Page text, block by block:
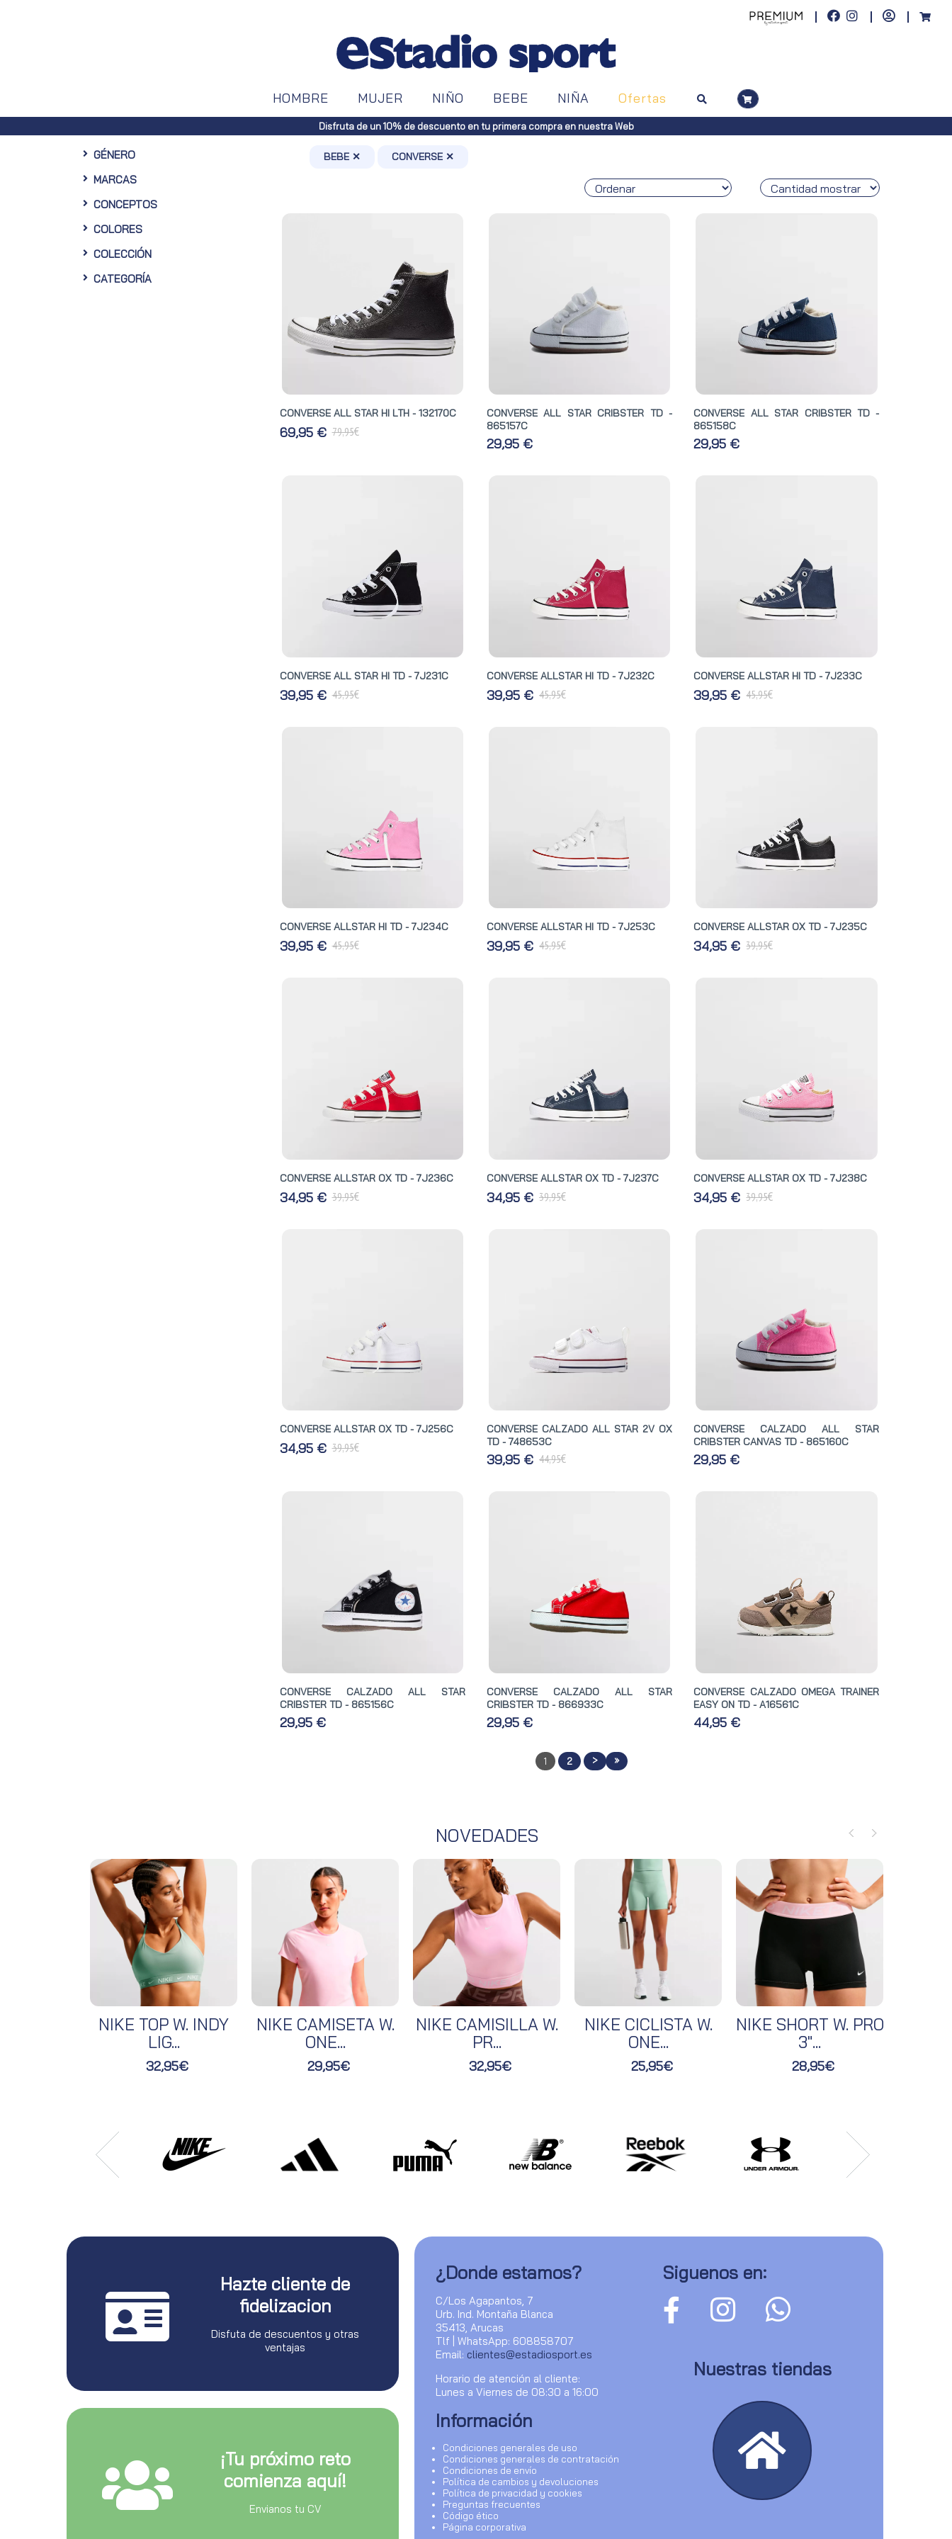
HOMBRE MUJER NIÑO BEBE NIÑA Ofertas
Envíos gratuitos a toda España (Canarias, pedidos superiores a 50€. Península,
GÉNERO
MARCAS
CONCEPTOS
COLORES
COLECCIÓN
CATEGORÍA
BEBE ✕ CONVERSE ✕
CONVERSE ALL STAR HI LTH - 132170C
69,95 € 79,95€
CONVERSE ALL STAR CRIBSTER TD -
865157C
29,95 €
CONVERSE ALL STAR CRIBSTER TD -
865158C
29,95 €
CONVERSE ALL STAR HI TD - 7J231C
39,95 € 45,95€
CONVERSE ALLSTAR HI TD - 7J232C
39,95 € 45,95€
CONVERSE ALLSTAR HI TD - 7J233C
39,95 € 45,95€
CONVERSE ALLSTAR HI TD - 7J234C
39,95 € 45,95€
CONVERSE ALLSTAR HI TD - 7J253C
39,95 € 45,95€
CONVERSE ALLSTAR OX TD - 7J235C
34,95 € 39,95€
CONVERSE ALLSTAR OX TD - 7J236C
34,95 € 39,95€
CONVERSE ALLSTAR OX TD - 7J237C
34,95 € 39,95€
CONVERSE ALLSTAR OX TD - 7J238C
34,95 € 39,95€
CONVERSE ALLSTAR OX TD - 7J256C
34,95 € 39,95€
CONVERSE CALZADO ALL STAR 2V OX
TD - 748653C
39,95 € 44,95€
CONVERSE CALZADO ALL STAR
CRIBSTER CANVAS TD - 865160C
29,95 €
CONVERSE CALZADO ALL STAR
CRIBSTER TD - 865156C
29,95 €
CONVERSE CALZADO ALL STAR
CRIBSTER TD - 866933C
29,95 €
CONVERSE CALZADO OMEGA TRAINER
EASY ON TD - A16561C
44,95 €
1 2 > »
NOVEDADES
NIKE TOP W. INDY
LIG...
32,95€
NIKE CAMISETA W.
ONE...
29,95€
NIKE CAMISILLA W.
PR...
32,95€
NIKE CICLISTA W.
ONE...
25,95€
NIKE SHORT W. PRO
3"...
28,95€
Hazte cliente de
fidelizacion
Disfuta de descuentos y otras
ventajas
¡Tu próximo reto
comienza aquí!
Envianos tu CV
¿Donde estamos?
C/Los Agapantos, 7
Urb. Ind. Montaña Blanca
35413, Arucas
Tlf | WhatsApp: 608858707
Email: clientes@estadiosport.es
Horario de atención al cliente:
Lunes a Viernes de 08:30 a 16:00
Información
Condiciones generales de uso
Condiciones generales de contratación
Condiciones de envío
Política de cambios y devoluciones
Política de privacidad y cookies
Preguntas frecuentes
Código ético
Página corporativa
Siguenos en:
Nuestras tiendas